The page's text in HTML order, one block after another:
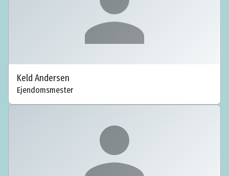
Keld Andersen
Ejendomsmester